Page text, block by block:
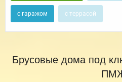
с гаражом с террасой
Брусовые дома под